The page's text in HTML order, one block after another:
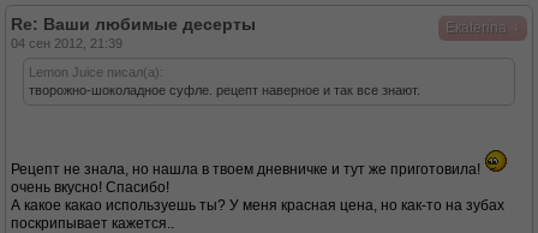
Eкaterina
Re: Ваши любимые десерты
04 сен 2012, 21:39
Lemon Juice писал(а):
творожно-шоколадное суфле. рецепт наверное и так все знают.
Рецепт не знала, но нашла в твоем дневничке и тут же приготовила!
очень вкусно! Спасибо!
А какое какао используешь ты? У меня красная цена, но как-то на зубах
поскрипывает кажется..